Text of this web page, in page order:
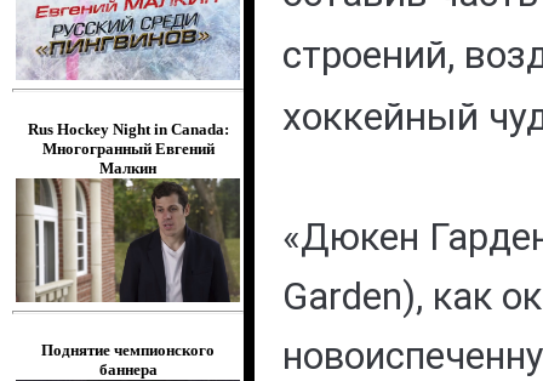
Rus Hockey Night in Canada:
Многогранный Евгений
Малкин
Поднятие чемпионского
баннера
строений,
хоккейный
«Дюкен
Garden), как